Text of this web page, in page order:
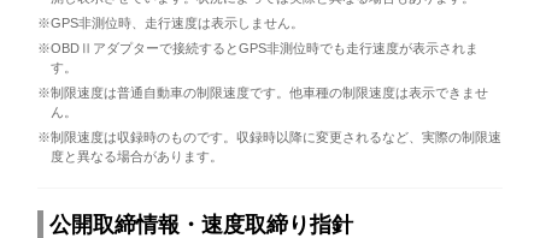
※GPS非測位時、走行速度は表示しません。
※OBDⅡアダプターで接続するとGPS非測位時でも走行速度が表示されま
す。
※制限速度は普通自動車の制限速度です。他車種の制限速度は表示できませ
ん。
※制限速度は収録時のものです。収録時以降に変更されるなど、実際の制限速
度と異なる場合があります。
公開取締情報・速度取締り指針